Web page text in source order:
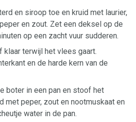
en siroop toe en kruid met laurier,
en zout. Zet een deksel op de
op een zacht vuur sudderen.
klaar terwijl het vlees gaart.
en de harde kern van de
boter in een pan en stoof het
met peper, zout en nootmuskaat en
water in de pan.